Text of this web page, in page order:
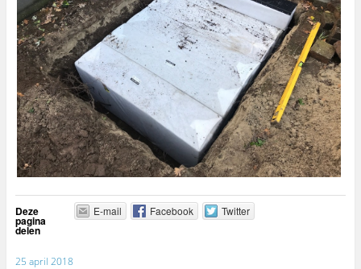
Deze
pagina
delen
E-mail Facebook Twitter
25 april 2018